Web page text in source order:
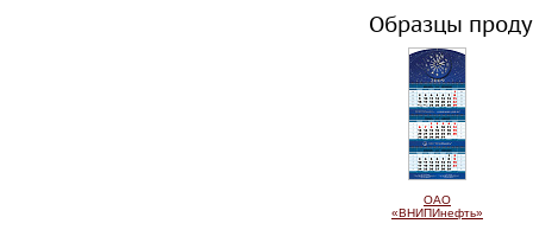
Образцы
ОАО
«ВНИПИнефть»